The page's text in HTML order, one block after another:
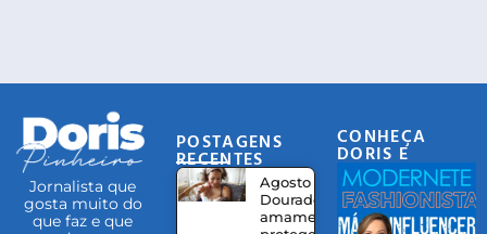
Jornalista que
gosta muito do
que faz e que
POSTAGENS
RECENTES
Agosto
Dourado:
amamentação
CONHEÇA
DORIS E
EQUIPE